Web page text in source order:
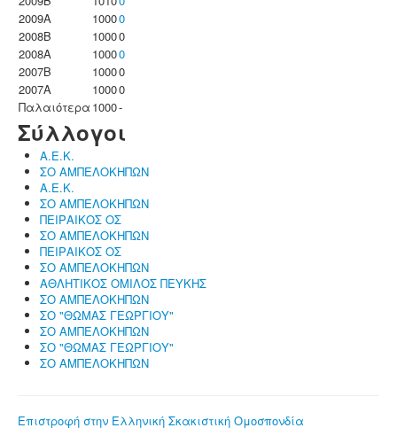
2009A
10000
2008B
10000
2008A
10000
2007B
10000
2007A
10000
Παλαιότερα 1000-
Σύλλογοι
Α.Ε.Κ.
ΣΟ ΑΜΠΕΛΟΚΗΠΩΝ
Α.Ε.Κ.
ΣΟ ΑΜΠΕΛΟΚΗΠΩΝ
ΠΕΙΡΑΙΚΟΣ ΟΣ
ΣΟ ΑΜΠΕΛΟΚΗΠΩΝ
ΠΕΙΡΑΙΚΟΣ ΟΣ
ΣΟ ΑΜΠΕΛΟΚΗΠΩΝ
ΑΘΛΗΤΙΚΟΣ ΟΜΙΛΟΣ ΠΕΥΚΗΣ
ΣΟ ΑΜΠΕΛΟΚΗΠΩΝ
ΣΟ "ΘΩΜΑΣ ΓΕΩΡΓΙΟΥ"
ΣΟ ΑΜΠΕΛΟΚΗΠΩΝ
ΣΟ "ΘΩΜΑΣ ΓΕΩΡΓΙΟΥ"
ΣΟ ΑΜΠΕΛΟΚΗΠΩΝ
Επιστροφή στην Ελληνική Σκακιστική Ομοσπονδία